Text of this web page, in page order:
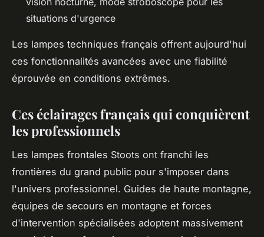
situations d'urgence
Les lampes techniques français offrent aujourd'hui
ces fonctionnalités avancées avec une fiabilité
éprouvée en conditions extrêmes.
Ces éclairages français qui conquièrent
les professionnels
Les lampes frontales Stoots ont franchi les
frontières du grand public pour s'imposer dans
l'univers professionnel. Guides de haute montagne,
équipes de secours en montagne et forces
d'intervention spécialisées adoptent massivement